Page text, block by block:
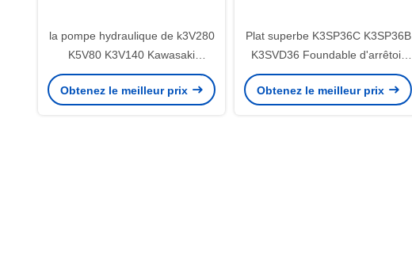
la pompe hydraulique de k3V280
K5V80 K3V140 Kawasaki
partie/pièce hydraulique de
pompe à piston
Obtenez le meilleur prix
Plat superbe K3SP36C K3SP36B
K3SVD36 Foundable d'arrêtoir
de pompe hydraulique de
Kawasaki
Obtenez le meilleur prix